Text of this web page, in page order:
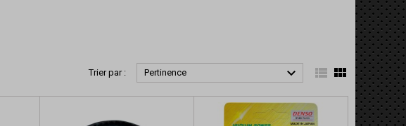
Trier par : Pertinence   